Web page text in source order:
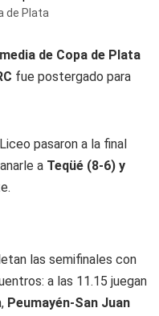
de Plata
de Copa de Plata
fue postergado para
pasaron a la final
a Teqüé (8-6) y
las semifinales con
a las 11.15 juegan
Peumayén-San Juan